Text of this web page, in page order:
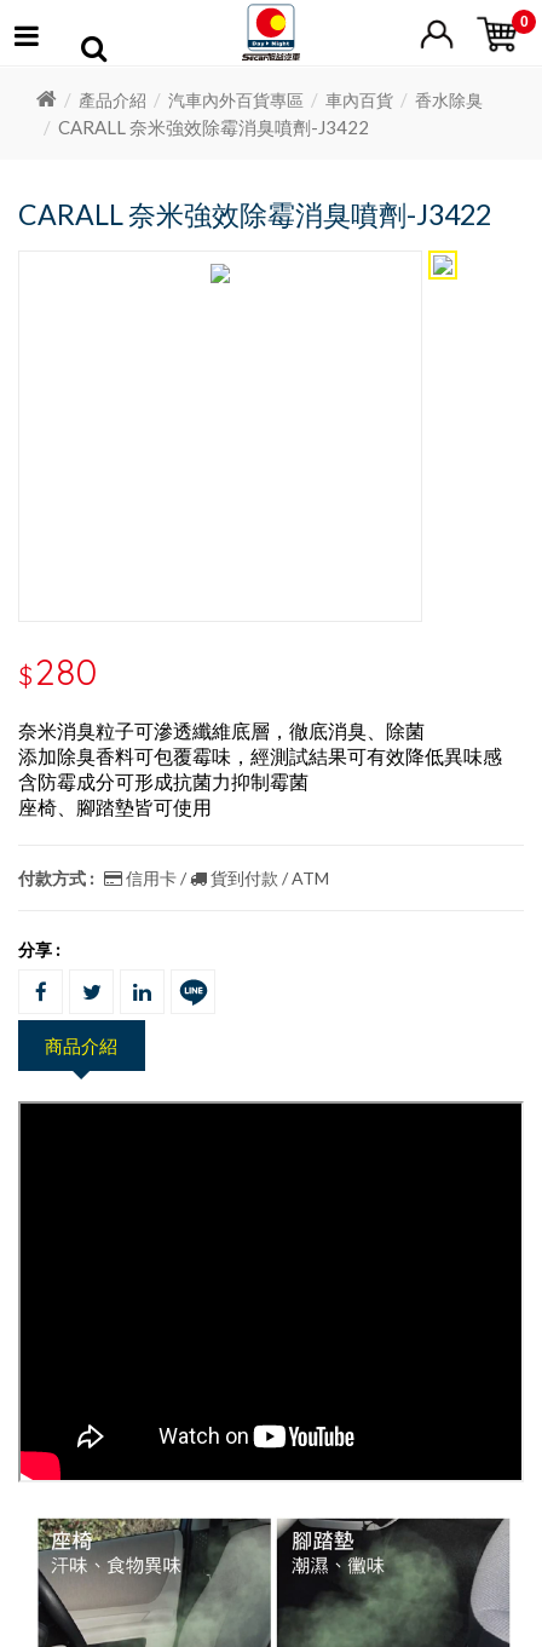
0
產品介紹 汽車內外百貨專區 車內百貨 香水除臭
CARALL 奈米強效除霉消臭噴劑-J3422
CARALL 奈米強效除霉消臭噴劑-J3422
$280
奈米消臭粒子可滲透纖維底層，徹底消臭、除菌
添加除臭香料可包覆霉味，經測試結果可有效降低異味感
含防霉成分可形成抗菌力抑制霉菌
座椅、腳踏墊皆可使用
付款方式 : 信用卡 / 貨到付款 / ATM
分享 :
商品介紹